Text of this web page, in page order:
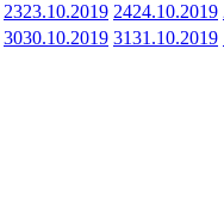
2323.10.2019 2424.10.2019
3030.10.2019 3131.10.2019